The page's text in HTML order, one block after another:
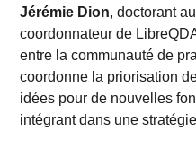
Jérémie Dion, doctorant
coordonnateur de
entre la communauté de
coordonne la priorisation
idées pour de nouvelles
intégrant dans une